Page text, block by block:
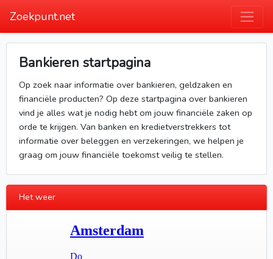
Zoekpunt.net
Bankieren startpagina
Op zoek naar informatie over bankieren, geldzaken en
financiële producten? Op deze startpagina over bankieren
vind je alles wat je nodig hebt om jouw financiële zaken op
orde te krijgen. Van banken en kredietverstrekkers tot
informatie over beleggen en verzekeringen, we helpen je
graag om jouw financiële toekomst veilig te stellen.
Het weer